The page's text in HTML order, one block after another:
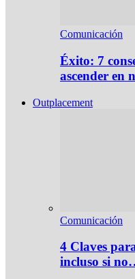
Comunicación
Éxito: 7
ascender en
Outplacement
Comunicación
4 Claves
incluso si